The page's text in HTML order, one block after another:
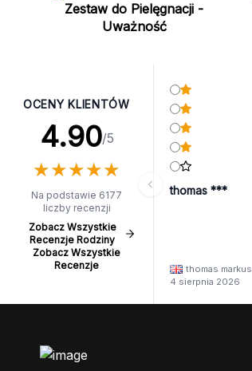
Zestaw do Pielęgnacji -
Uważność
OCENY KLIENTÓW
4.90/5
★★★★★
★★★★★
Na podstawie 6177
liczby recenzji
Zobacz Wszystkie
Recenzje Rodziny
Zobacz Wszystkie
Recenzje
thomas ***
thomas markus
4 sierpnia 2026